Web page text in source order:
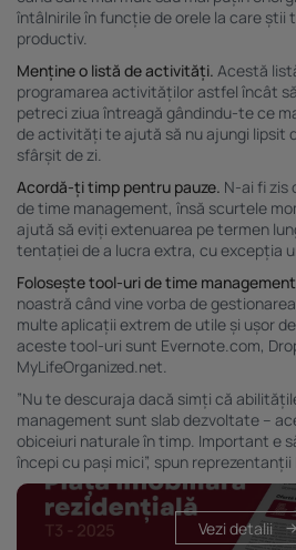
întâlnirile în funcție de orele la care știi
productiv.
Menține o listă de activități. Acestă
programarea activităților astfel încât
petreci ziua întreagă gândindu-te ce
de activități te ajută să nu ajungi lipsit
sfârșit de zi.
Acordă-ți timp pentru pauze. N-ai fi zis
de time management, însă scurtele
ajută să eviți extenuarea pe termen
tentației de a lucra extra, cu excepția
Folosește tool-uri de time
noastră când vine vorba de
multe aplicații extrem de utile și ușor
aceste tool-uri sunt Evernote.com,
MyLifeOrganized.net.
”Nu te descuraja dacă simți că
management sunt slab dezvoltate –
obiceiuri naturale în timp. Important e
începi cu pași mici”, spun reprezentanții
Vezi detalii
Listă parteneri (furnizori)